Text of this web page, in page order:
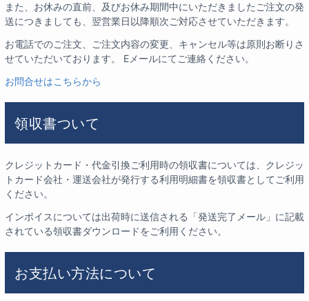
また、お休みの直前、及びお休み期間中にいただきましたご注文の発
送につきましても、翌営業日以降順次ご対応させていただきます。
お電話でのご注文、ご注文内容の変更、キャンセル等は原則お断りさ
せていただいております。 Eメールにてご連絡ください。
お問合せはこちらから
領収書ついて
クレジットカード・代金引換ご利用時の領収書については、クレジッ
トカード会社・運送会社が発行する利用明細書を領収書としてご利用
ください。
インボイスについては出荷時に送信される「発送完了メール」に記載
されている領収書ダウンロードをご利用ください。
お支払い方法について